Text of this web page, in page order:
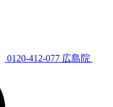
0120-412-077 広島院